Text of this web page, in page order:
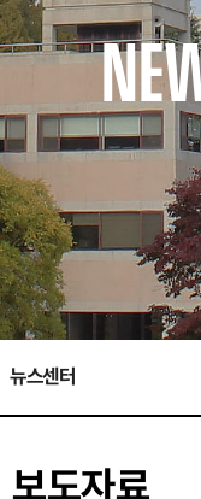
뉴스센터
보도자료